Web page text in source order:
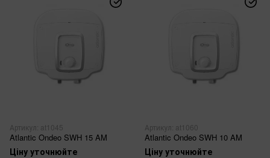
Артикул: at1045
Atlantic Ondeo SWH 15 AM
Ціну уточнюйте
Артикул: at1060
Atlantic Ondeo SWH 10 AM
Ціну уточнюйте